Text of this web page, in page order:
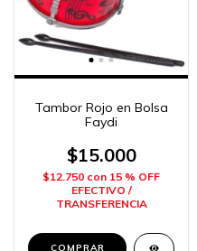
Tambor Rojo en Bolsa
Faydi
$15.000
$12.750 con 15 % OFF
EFECTIVO /
TRANSFERENCIA